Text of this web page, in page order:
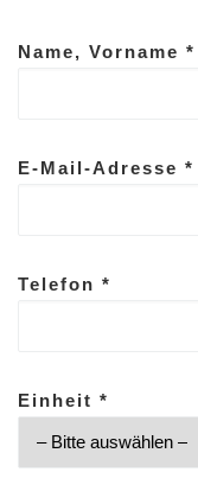
Name, Vorname *
E-Mail-Adresse *
Telefon *
Einheit *